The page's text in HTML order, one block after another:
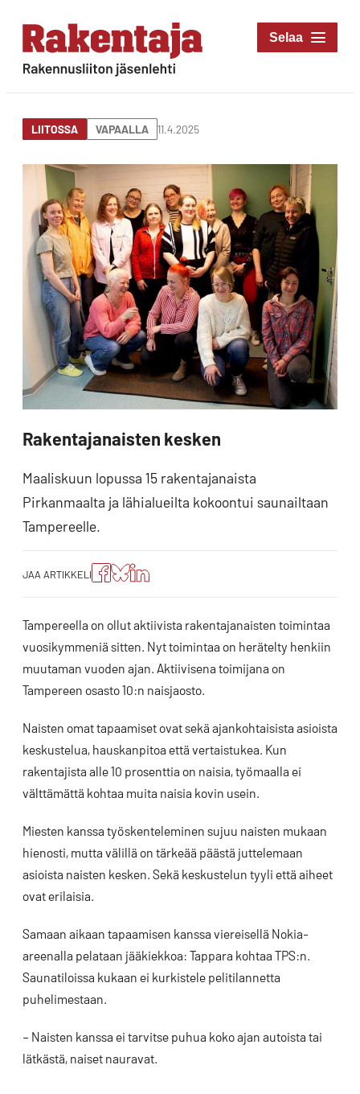
Siirry
suoraan
sisältöön
Rakentaja-lehti
LIITOSSA VAPAALLA 11.4.2025
Rakentajanaisten kesken
Maaliskuun lopussa 15 rakentajanaista
Pirkanmaalta ja lähialueilta kokoontui saunailtaan
Tampereelle.
JAA ARTIKKELI
Jaa
artikkeli
Facebookissa
Jaa
artikkeli
Blueskyssa
Jako:
Jaa
artikkeli
Tampereella on ollut aktiivista rakentajanaisten toimintaa
vuosikymmeniä sitten. Nyt toimintaa on herätelty henkiin
muutaman vuoden ajan. Aktiivisena toimijana on
Tampereen osasto 10:n naisjaosto.
Naisten omat tapaamiset ovat sekä ajankohtaisista asioista
keskustelua, hauskanpitoa että vertaistukea. Kun
rakentajista alle 10 prosenttia on naisia, työmaalla ei
välttämättä kohtaa muita naisia kovin usein.
Miesten kanssa työskenteleminen sujuu naisten mukaan
hienosti, mutta välillä on tärkeää päästä juttelemaan
asioista naisten kesken. Sekä keskustelun tyyli että aiheet
ovat erilaisia.
Samaan aikaan tapaamisen kanssa viereisellä Nokia-
areenalla pelataan jääkiekkoa: Tappara kohtaa TPS:n.
Saunatiloissa kukaan ei kurkistele pelitilannetta
puhelimestaan.
– Naisten kanssa ei tarvitse puhua koko ajan autoista tai
lätkästä, naiset nauravat.